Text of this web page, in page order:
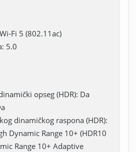
Fi 5 (802.11ac)
5.0
opseg (HDR): Da
dinamičkog raspona (HDR):
Dynamic Range 10+ (HDR10
Range 10+ Adaptive